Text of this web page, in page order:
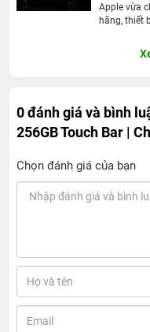
sản phẩm
Apple vừa
hãng, thiết
0 đánh giá và bình
256GB Touch Bar |
Chọn đánh giá của bạn